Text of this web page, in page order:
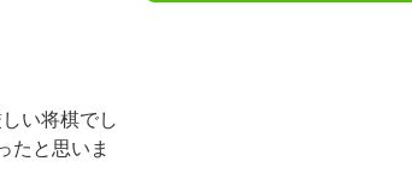
い将棋でし
たと思いま